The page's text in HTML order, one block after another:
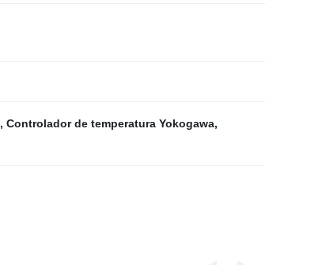
, Controlador de temperatura Yokogawa,